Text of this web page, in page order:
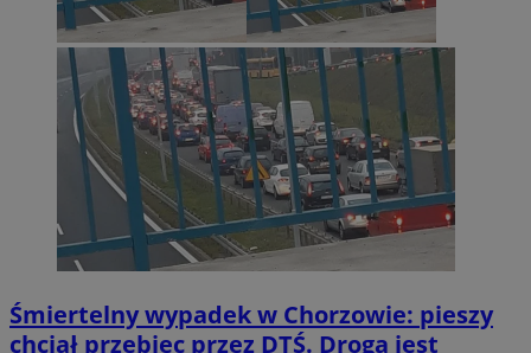
Śmiertelny wypadek w Chorzowie: pieszy
chciał przebiec przez DTŚ. Droga jest